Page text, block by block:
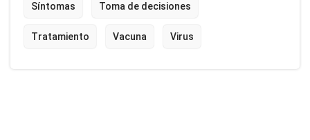
Síntomas Toma de decisiones
Tratamiento Vacuna Virus